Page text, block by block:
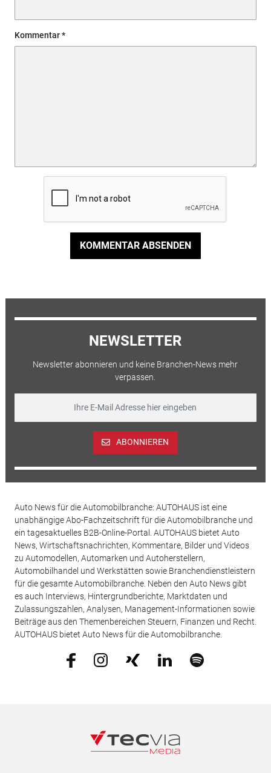
Kommentar
KOMMENTAR ABSENDEN
NEWSLETTER
Newsletter abonnieren und keine Branchen-News mehr
verpassen.
ABONNIEREN
Auto News für die Automobilbranche: AUTOHAUS ist eine
unabhängige Abo-Fachzeitschrift für die Automobilbranche und
ein tagesaktuelles B2B-Online-Portal. AUTOHAUS bietet Auto
News, Wirtschaftsnachrichten, Kommentare, Bilder und Videos
zu Automodellen, Automarken und Autoherstellern,
Automobilhandel und Werkstätten sowie Branchendienstleistern
für die gesamte Automobilbranche. Neben den Auto News gibt
es auch Interviews, Hintergrundberichte, Marktdaten und
Zulassungszahlen, Analysen, Management-Informationen sowie
Beiträge aus den Themenbereichen Steuern, Finanzen und Recht.
AUTOHAUS bietet Auto News für die Automobilbranche.